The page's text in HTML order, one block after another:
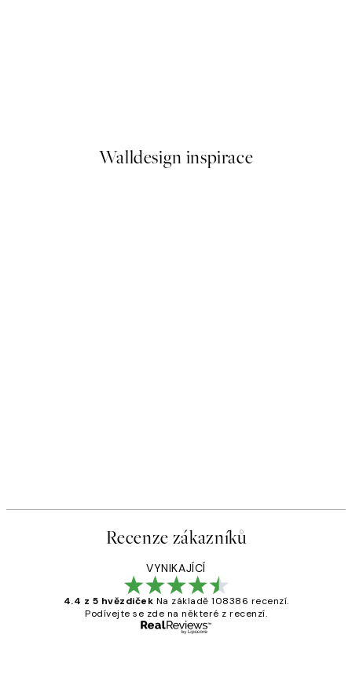
Walldesign inspirace
Recenze zákazníků
VYNIKAJÍCÍ
4.4 z 5 hvězdiček Na základě 108386 recenzí.
Podívejte se zde na některé z recenzí.